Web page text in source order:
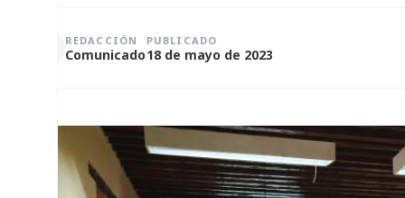
REDACCIÓN
Comunicado
PUBLICADO
18 de mayo de 2023